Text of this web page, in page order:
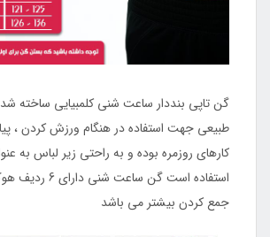
گن تاپی بنددار ساعت شنی کلمبیایی ساخته
طبیعی جهت استفاده در هنگام ورزش کردن ،
کارهای روزمره بوده و به راحتی زیر لباس به
استفاده است گن
جمع کردن بیشتر می باشد